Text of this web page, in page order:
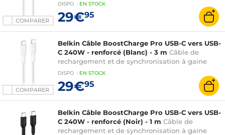
COMPARER
DISPO : EN STOCK
29€95
COMPARER
Belkin Câble BoostCharge Pro USB-C vers USB-
C 240W - renforcé (Blanc) - 3 m Câble de
rechargement et de synchronisation à gaine
tressée 3 m USB-C vers USB-C 240W
DISPO : EN STOCK
29€95
Belkin Câble BoostCharge Pro USB-C vers USB-
C 240W - renforcé (Noir) - 1 m Câble de
rechargement et de synchronisation à gaine